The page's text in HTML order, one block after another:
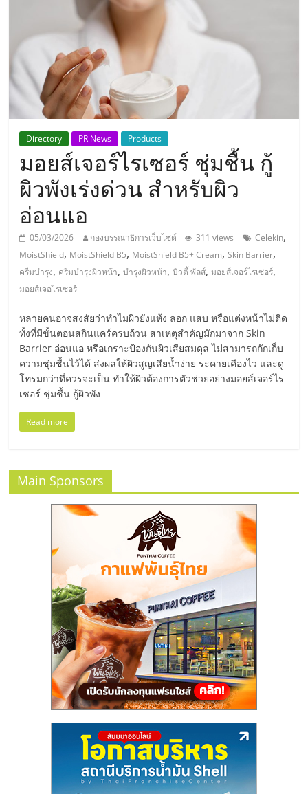
ประเทศไทย,
ThaiSMEsCenter,
รวม
ธุรกิจ
เอ
ส
เอ็
มอี
ไทย,
SMEs,
แฟ
รน
ไชส์,
ปรึกษา
แฟ
ไชส์,
รวม
Directory PR News Products
มอยส์เจอร์ไรเซอร์ ชุ่มชื้น กู้
ผิวพังเร่งด่วน สำหรับผิว
อ่อนแอ
05/03/2026 กองบรรณาธิการเว็บไซต์ 311 views Celekin,
MoistShield, MoistShield B5, MoistShield B5+ Cream,Skin Barrier,
ครีมบำรุง, ครีมบำรุงผิวหน้า,บำรุงผิวหน้า,บิวตี้ พัลส์,มอยส์เจอร์ไรเซอร์,
มอยส์เจอไรเซอร์
หลายคนอาจสงสัยว่าทำไมผิวยังแห้ง ลอก แสบ หรือแต่งหน้าไม่ติด
ทั้งที่มีขั้นตอนสกินแคร์ครบถ้วน สาเหตุสำคัญมักมาจาก Skin
Barrier อ่อนแอ หรือเกราะป้องกันผิวเสียสมดุล ไม่สามารถกักเก็บ
ความชุ่มชื้นไว้ได้ ส่งผลให้ผิวสูญเสียน้ำง่าย ระคายเคืองไว และดู
โทรมกว่าที่ควรจะเป็น ทำให้ผิวต้องการตัวช่วยอย่างมอยส์เจอร์ไร
เซอร์ ชุ่มชื้น กู้ผิวพัง
Read more
Main Sponsors